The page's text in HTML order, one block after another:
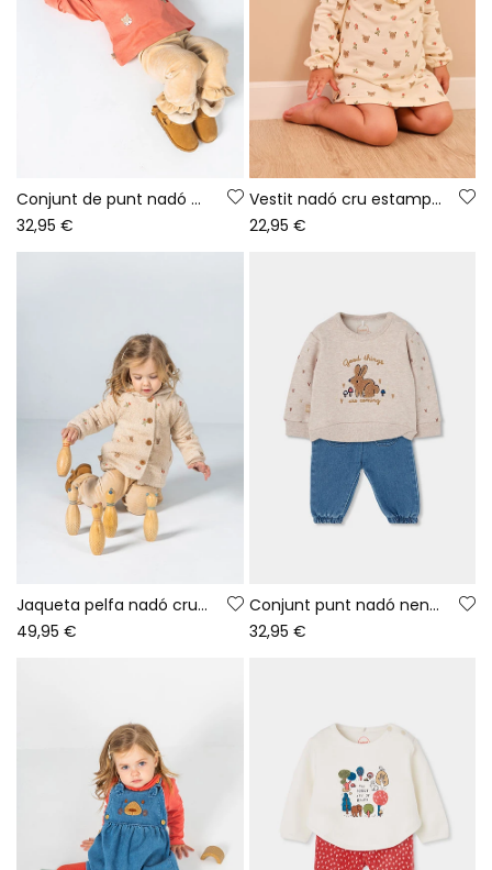
Conjunt de punt nadó nena rosa brodat de cérvols
32,95 €
Vestit nadó cru estampat cérvols i flors
22,95 €
Jaqueta pelfa nadó cru brodat flors
49,95 €
Conjunt punt nadó nena beix brodat de conillet
32,95 €